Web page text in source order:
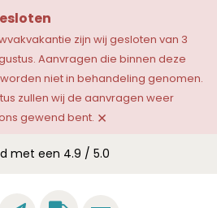
zijn wij gesloten van 3
Aanvragen die binnen deze
niet in behandeling genomen.
zullen wij de aanvragen weer
gewend bent. ×
met een 4.9 / 5.0